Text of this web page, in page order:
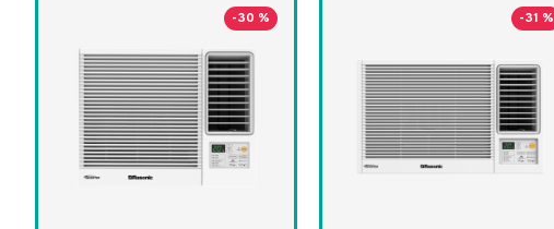
-30 % -31 %